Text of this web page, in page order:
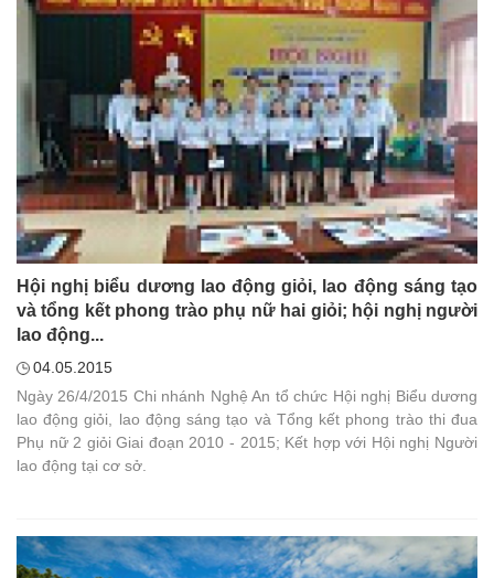
Hội nghị biểu dương lao động giỏi, lao động sáng tạo
và tổng kết phong trào phụ nữ hai giỏi; hội nghị người
lao động...
04.05.2015
Ngày 26/4/2015 Chi nhánh Nghệ An tổ chức Hội nghị Biểu dương
lao động giỏi, lao động sáng tạo và Tổng kết phong trào thi đua
Phụ nữ 2 giỏi Giai đoạn 2010 - 2015; Kết hợp với Hội nghị Người
lao động tại cơ sở.